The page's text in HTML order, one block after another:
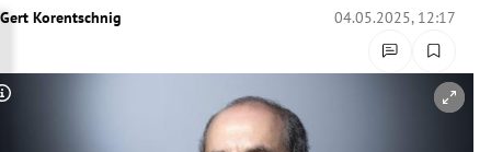
Untermenü
Gert Korentschnig 04.05.2025, 12:17
Copyright-Hinweis öffnen/schließen